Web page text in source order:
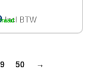
Incl BTW
50 →